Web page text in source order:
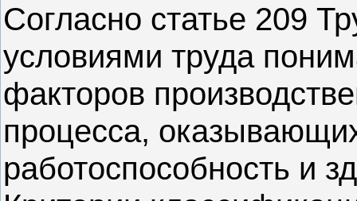
Согласно статье 209
условиями труда
факторов
процесса,
работоспособность и